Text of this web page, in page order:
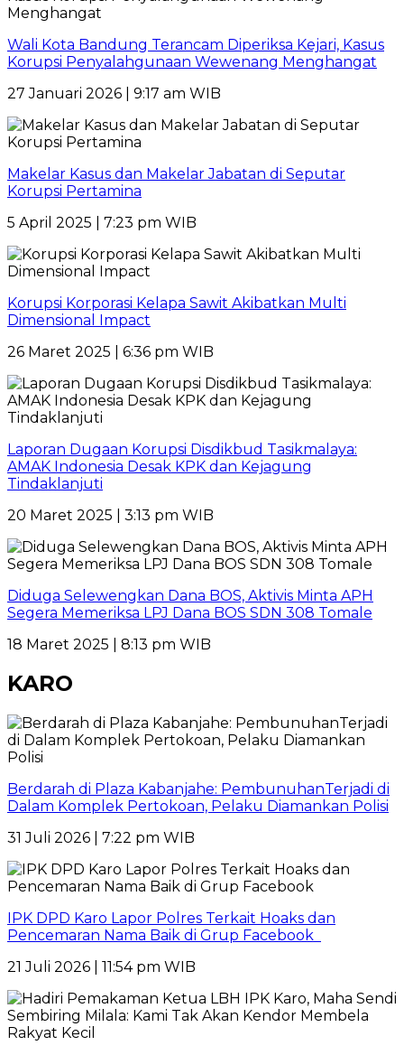
Wali Kota Bandung Terancam Diperiksa Kejari, Kasus
Korupsi Penyalahgunaan Wewenang Menghangat
27 Januari 2026 | 9:17 am WIB
Makelar Kasus dan Makelar Jabatan di Seputar
Korupsi Pertamina
5 April 2025 | 7:23 pm WIB
Korupsi Korporasi Kelapa Sawit Akibatkan Multi
Dimensional Impact
26 Maret 2025 | 6:36 pm WIB
Laporan Dugaan Korupsi Disdikbud Tasikmalaya:
AMAK Indonesia Desak KPK dan Kejagung
Tindaklanjuti
20 Maret 2025 | 3:13 pm WIB
Diduga Selewengkan Dana BOS, Aktivis Minta APH
Segera Memeriksa LPJ Dana BOS SDN 308 Tomale
18 Maret 2025 | 8:13 pm WIB
KARO
Berdarah di Plaza Kabanjahe: PembunuhanTerjadi di
Dalam Komplek Pertokoan, Pelaku Diamankan Polisi
31 Juli 2026 | 7:22 pm WIB
IPK DPD Karo Lapor Polres Terkait Hoaks dan
Pencemaran Nama Baik di Grup Facebook
21 Juli 2026 | 11:54 pm WIB